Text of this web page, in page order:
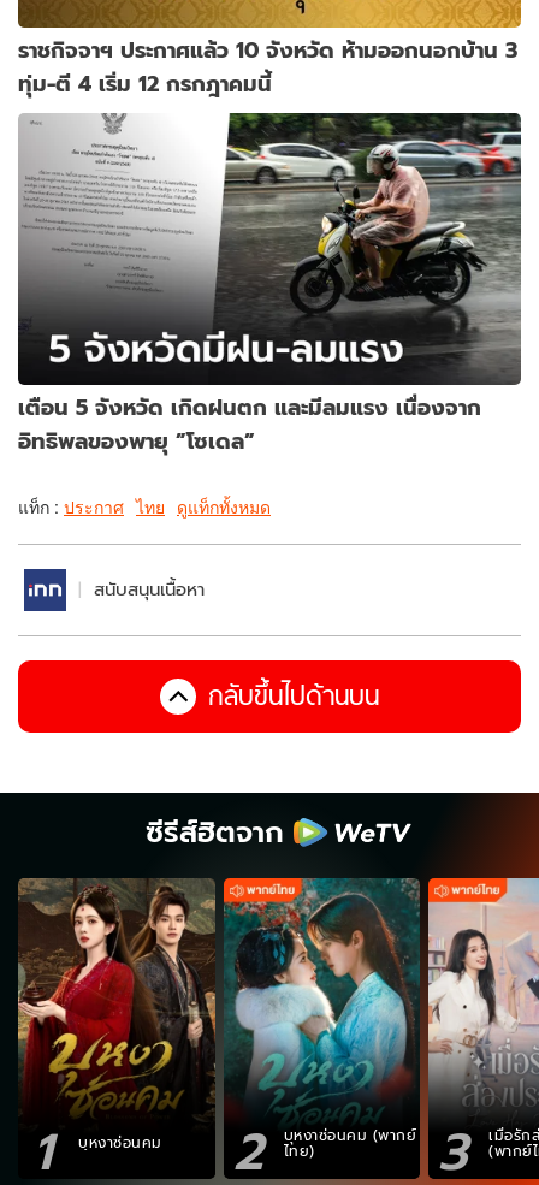
ราชกิจจาฯ ประกาศแล้ว 10 จังหวัด ห้ามออกนอกบ้าน 3
ทุ่ม-ตี 4 เริ่ม 12 กรกฎาคมนี้
เตือน 5 จังหวัด เกิดฝนตก และมีลมแรง เนื่องจาก
อิทธิพลของพายุ ”โซเดล”
แท็ก : ประกาศ ไทย ดูแท็กทั้งหมด
สนับสนุนเนื้อหา
กลับขึ้นไปด้านบน
ซีรีส์ฮิตจาก
1 บุหงาซ่อนคม 2 บุหงาซ่อนคม (พากย์
ไทย) 3 เมื่อรัก
(พากย์